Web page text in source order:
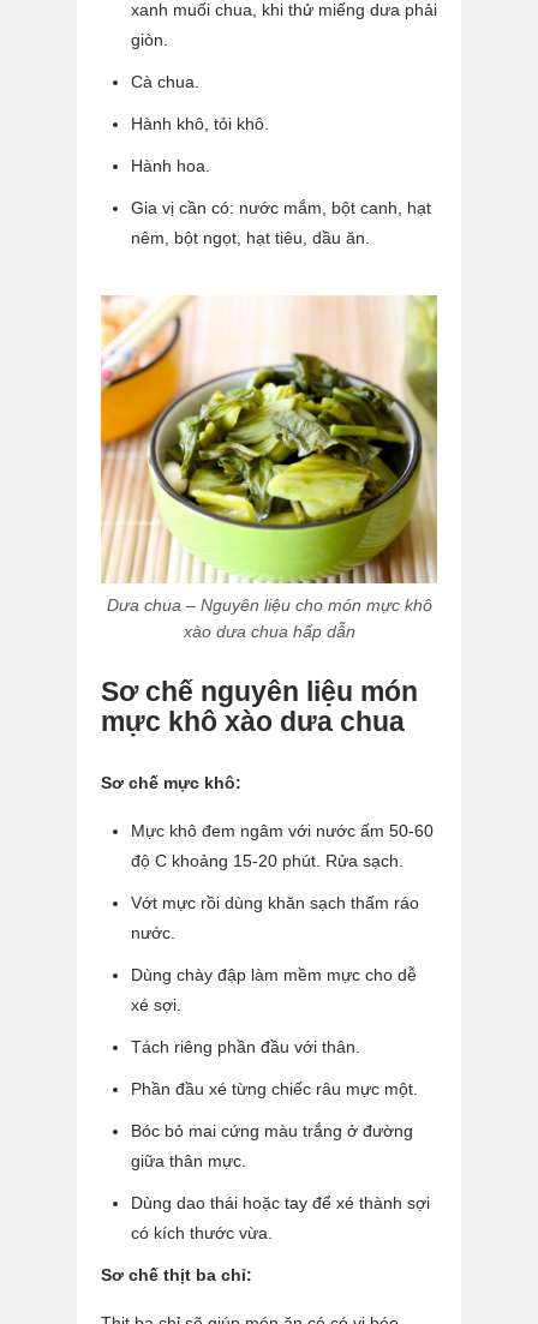
xanh muối chua, khi thử miếng dưa phải
giòn.
Cà chua.
Hành khô, tỏi khô.
Hành hoa.
Gia vị cần có: nước mắm, bột canh, hạt
nêm, bột ngọt, hạt tiêu, dầu ăn.
Dưa chua – Nguyên liệu cho món mực khô
xào dưa chua hấp dẫn
Sơ chế nguyên liệu món
mực khô xào dưa chua
Sơ chế mực khô:
Mực khô đem ngâm với nước ấm 50-60
độ C khoảng 15-20 phút. Rửa sạch.
Vớt mực rồi dùng khăn sạch thấm ráo
nước.
Dùng chày đập làm mềm mực cho dễ
xé sợi.
Tách riêng phần đầu với thân.
Phần đầu xé từng chiếc râu mực một.
Bóc bỏ mai cứng màu trắng ở đường
giữa thân mực.
Dùng dao thái hoặc tay để xé thành sợi
có kích thước vừa.
Sơ chế thịt ba chỉ: